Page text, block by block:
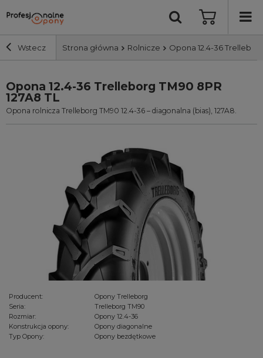
Wstecz Strona główna Rolnicze Opona 12.4-36
Szerokość i profil
Średnica
Wyszukaj
Opona 12.4-36 Trelleborg TM90 8PR
127A8 TL
Opona rolnicza Trelleborg TM90 12.4-36 – diagonalna (bias), 127A8.
Producent:
Opony Trelleborg
Seria:
Trelleborg TM90
Rozmiar:
Opony 12.4-36
Konstrukcja opony:
Opony diagonalne
Typ Opony:
Opony bezdętkowe